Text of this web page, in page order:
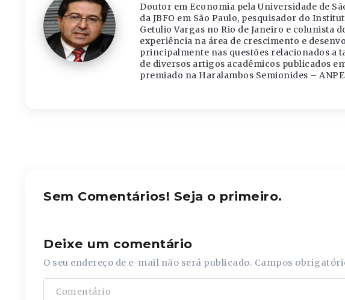
Doutor em Economia pela Universidade de
da JBFO em São Paulo, pesquisador do
Getulio Vargas no Rio de Janeiro e colunista
experiência na área de crescimento e
principalmente nas questões relacionados a
de diversos artigos acadêmicos publicados
premiado na Haralambos Semionides –
Sem Comentários! Seja o primeiro.
Deixe um comentário
O seu endereço de e-mail não será publicado. Campos